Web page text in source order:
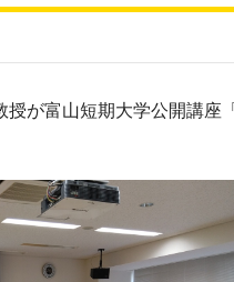
が富山短期大学公開講座「